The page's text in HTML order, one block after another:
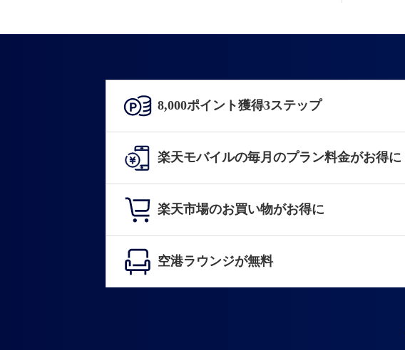
8,000ポイント獲得3ステップ
楽天モバイルの毎月のプラン料金がお得に
楽天市場のお買い物がお得に
空港ラウンジが無料